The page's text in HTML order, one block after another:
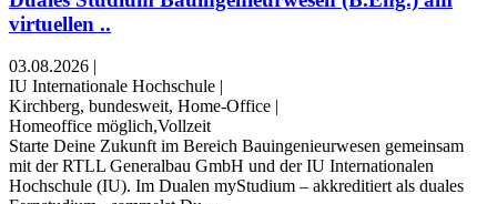
virtuellen ..
03.08.2026 |
IU Internationale Hochschule |
Kirchberg, bundesweit, Home-Office |
Homeoffice möglich,Vollzeit
Starte Deine Zukunft im Bereich Bauingenieurwesen gemeinsam
mit der RTLL Generalbau GmbH und der IU Internationalen
Hochschule (IU). Im Dualen myStudium – akkreditiert als duales